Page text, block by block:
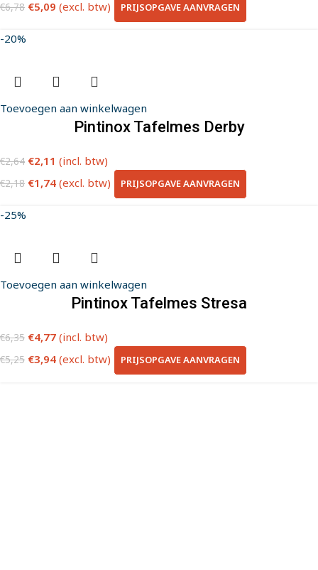
€6,78 €5,09 (excl. btw) PRIJSOPGAVE AANVRAGEN
-20%
Toevoegen aan winkelwagen
Pintinox Tafelmes Derby
€2,64 €2,11 (incl. btw)
€2,18 €1,74 (excl. btw) PRIJSOPGAVE AANVRAGEN
-25%
Toevoegen aan winkelwagen
Pintinox Tafelmes Stresa
€6,35 €4,77 (incl. btw)
€5,25 €3,94 (excl. btw) PRIJSOPGAVE AANVRAGEN